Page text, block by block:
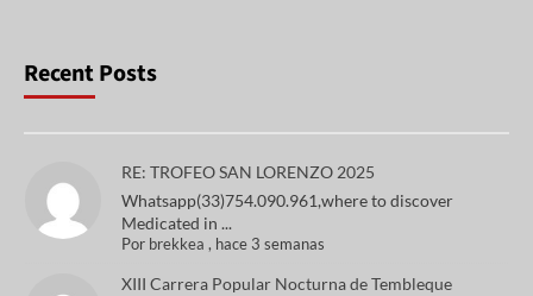
Recent Posts
RE: TROFEO SAN LORENZO 2025
Whatsapp(33)754.090.961,where to discover
Medicated in ...
Por brekkea , hace 3 semanas
XIII Carrera Popular Nocturna de Tembleque